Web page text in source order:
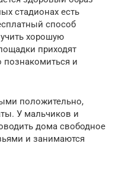
стадионах есть
способ
хорошую
приходят
и
положительно,
У мальчиков и
дома свободное
и занимаются